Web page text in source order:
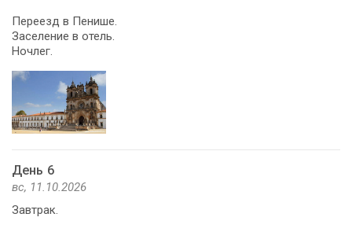
Переезд в Пенише.
Заселение в отель.
Ночлег.
День 6
вс, 11.10.2026
Завтрак.